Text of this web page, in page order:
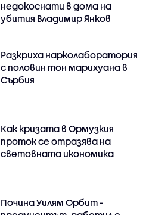
недокоснати в дома на
убития Владимир Янков
Разкриха нарколаборатория
с половин тон марихуана в
Сърбия
Как кризата в Ормузкия
проток се отразява на
световната икономика
Почина Уилям Орбит -